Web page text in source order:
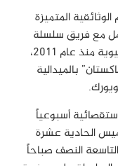
المتميزة
مع فريق سلسلة
“101 إيست” المتخصصة في الشؤون الآسيوية منذ عام 2011،
بالميدالية
الاستقصائية أسبوعياً
الحادية عشرة
النصف صباحاً